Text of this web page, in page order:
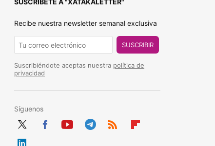
SUSCRÍBETE A "XATAKALETTER"
Recibe nuestra newsletter semanal exclusiva
SUSCRIBIR
Suscribiéndote aceptas nuestra política de
privacidad
Síguenos
Twit